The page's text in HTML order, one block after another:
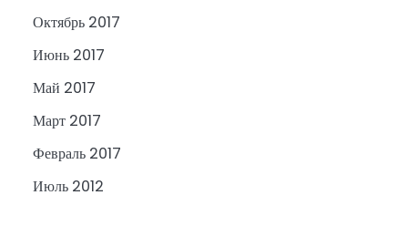
Октябрь 2017
Июнь 2017
Май 2017
Март 2017
Февраль 2017
Июль 2012